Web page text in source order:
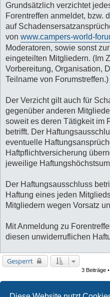
Grundsätzlich verzichtet
Forentreffen anmeldet, bzw.
auf
von www.campers-world-
Moderatoren, sowie sonst
eingeteilten Mitgliedern. (Im
Vorbereitung, Organisation,
Teilname von Forumstreffen.)
Der Verzicht gilt auch für
gegenüber anderen
soweit es deren Tätigkeit im
betrifft. Der
eventuelle
Haftpflichtversicherung
jeweilige
Der Haftungsausschluss
Haftung eines jeden
Mitgliedern wegen Vorsatz
Mit Anmeldung zu
diesen unwiderruflichen
Gesperrt
3 Beiträge